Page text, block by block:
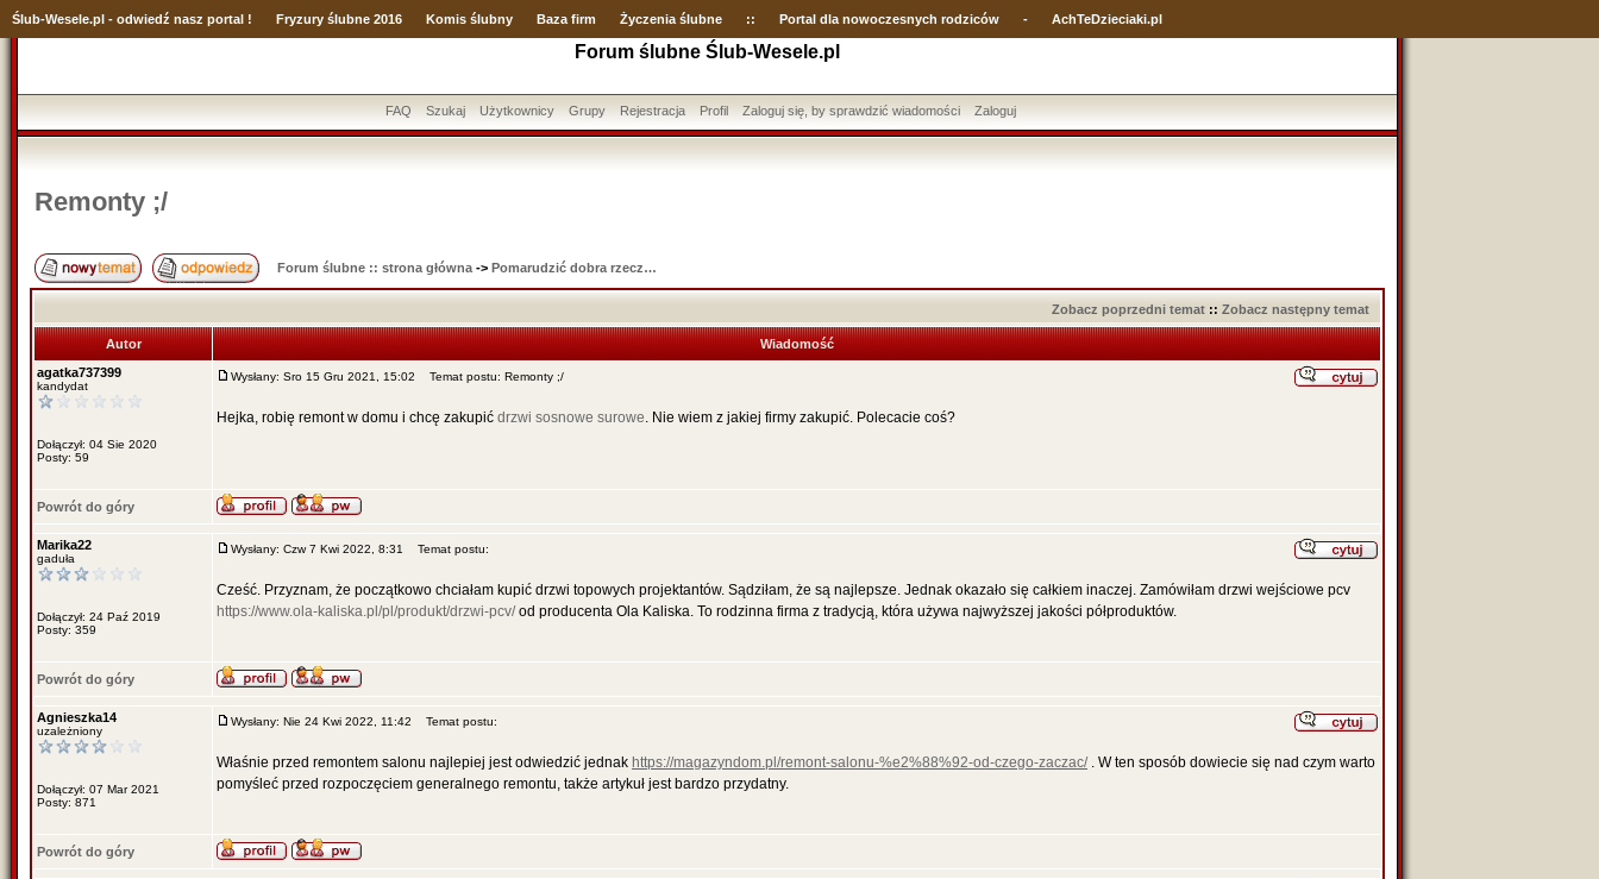
Ślub-Wesele.pl - odwiedź nasz portal ! Fryzury ślubne 2016 Komis ślubny Baza firm Życzenia ślubne :: Portal dla nowoczesnych rodziców - AchTeDzieciaki.pl
Forum ślubne Ślub-Wesele.pl
FAQ Szukaj Użytkownicy Grupy Rejestracja Profil Zaloguj się, by sprawdzić wiadomości Zaloguj
Remonty ;/
Forum ślubne :: strona główna -> Pomarudzić dobra rzecz…
Zobacz poprzedni temat :: Zobacz następny temat
Autor
Wiadomość
agatka737399
kandydat
Dołączył: 04 Sie 2020
Posty: 59
Wysłany: Sro 15 Gru 2021, 15:02 Temat postu: Remonty ;/
Hejka, robię remont w domu i chcę zakupić drzwi sosnowe surowe. Nie wiem z jakiej firmy zakupić. Polecacie coś?
Powrót do góry
Marika22
gaduła
Dołączył: 24 Paź 2019
Posty: 359
Wysłany: Czw 7 Kwi 2022, 8:31 Temat postu:
Cześć. Przyznam, że początkowo chciałam kupić drzwi topowych projektantów. Sądziłam, że są najlepsze. Jednak okazało się całkiem inaczej. Zamówiłam drzwi wejściowe pcv
https://www.ola-kaliska.pl/pl/produkt/drzwi-pcv/od producenta Ola Kaliska. To rodzinna firma z tradycją, która używa najwyższej jakości półproduktów.
Powrót do góry
Agnieszka14
uzależniony
Dołączył: 07 Mar 2021
Posty: 871
Wysłany: Nie 24 Kwi 2022, 11:42 Temat postu:
Właśnie przed remontem salonu najlepiej jest odwiedzić jednak https://magazyndom.pl/remont-salonu-%e2%88%92-od-czego-zaczac/. W ten sposób dowiecie się nad czym warto
pomyśleć przed rozpoczęciem generalnego remontu, także artykuł jest bardzo przydatny.
Powrót do góry